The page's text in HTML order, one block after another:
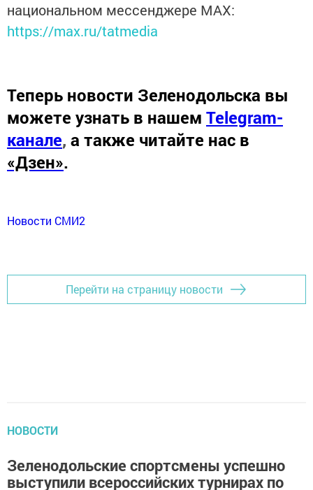
национальном мессенджере MАХ:
https://max.ru/tatmedia
Теперь новости Зеленодольска вы
можете узнать в нашем Telegram-
канале, а также читайте нас в
«Дзен».
Новости СМИ2
Перейти на страницу новости
НОВОСТИ
Зеленодольские спортсмены успешно
выступили всероссийских турнирах по